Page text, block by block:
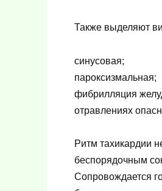
Также выделяют
синусовая;
пароксизмальная;
фибрилляция
отравлениях
Ритм тахикардии
беспорядочным
Сопровождается